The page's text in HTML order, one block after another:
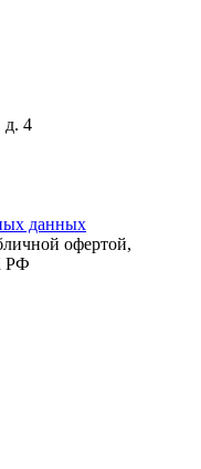
д. 4
данных
офертой,
РФ